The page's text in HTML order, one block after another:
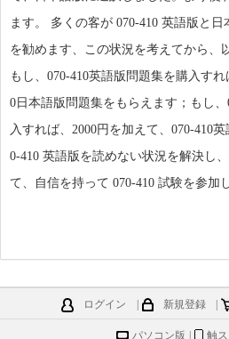
ます。 多くの客が 070-410 英語版と
を勧めます、この状況を考えてから、
もし、070-410英語版 問題集を購入すれ
0日本語版 問題集をもらえます；もし、
入すれば、2000円を加えて、070-410英
0-410 英語版を読めない状況を解決し
て、自信を持って 070-410 試験を参加
ログイン 新規登録
パソコン版 触